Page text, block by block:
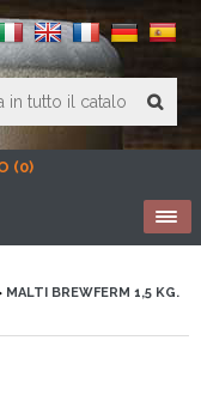
(0)
MALTI BREWFERM 1,5 KG.